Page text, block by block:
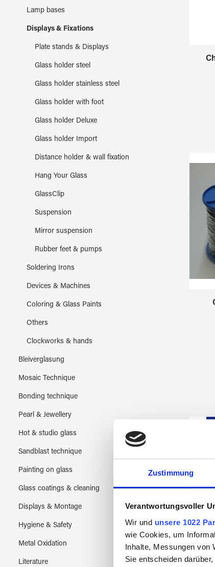
Zustimmung
Verantwortungsvoller
Wir und unsere 1022
wie Cookies, um
Inhalte, Messungen von
Sie entscheiden
Lamp bases
Displays & Fixations
Plate stands & Displays
Glass holder steel
Glass holder stainless steel
Glass holder with foot
Glass holder Deluxe
Glass holder Import
Distance holder & wall fixation
Hang Your Glass
GlassClip
Suspension
Mirror suspension
Rubber feet & pumps
Soldering Irons
Devices & Machines
Coloring & Glass Paints
Others
Clockworks & hands
Bleiverglasung
Mosaic Technique
Bonding technique
Pearl & Jewellery
Hot & studio glass
Sandblast technique
Painting on glass
Glass coatings & cleaning
Displays & Montage
Hygiene & Safety
Metal Oxidation
Literature